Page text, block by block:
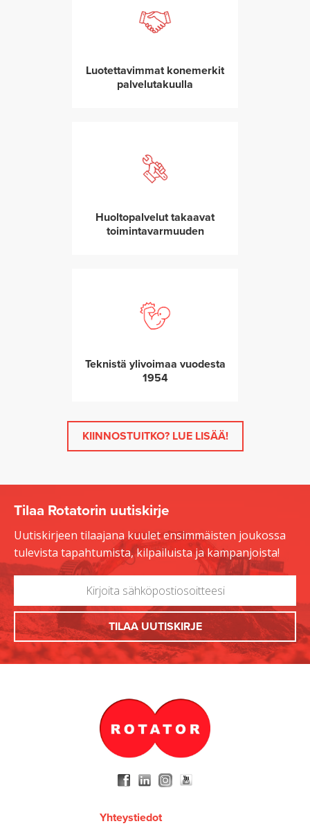
Luotettavimmat konemerkit
palvelutakuulla
Huoltopalvelut takaavat
toimintavarmuuden
Teknistä ylivoimaa vuodesta
1954
KIINNOSTUITKO? LUE LISÄÄ!
Tilaa Rotatorin uutiskirje
Uutiskirjeen tilaajana kuulet ensimmäisten joukossa
tulevista tapahtumista, kilpailuista ja kampanjoista!
Yhteystiedot